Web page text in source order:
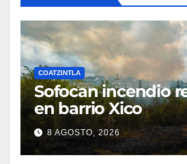
COATZINTLA
Sofocan incendio
en barrio Xico
8 AGOSTO, 2026